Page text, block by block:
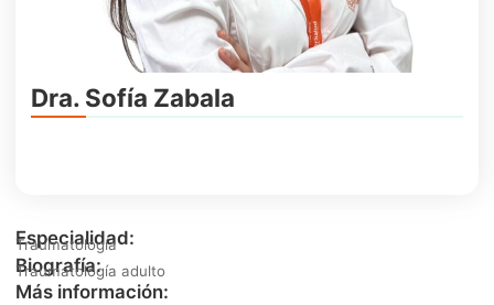
Dra. Sofía Zabala
Especialidad:
Traumatología
Biografía:
Traumatología adulto
Más información: